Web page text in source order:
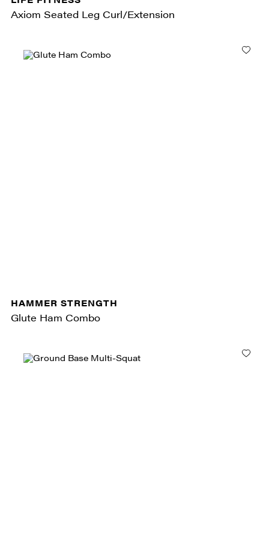
Axiom Seated Leg Curl/Extension
HAMMER STRENGTH
Glute Ham Combo